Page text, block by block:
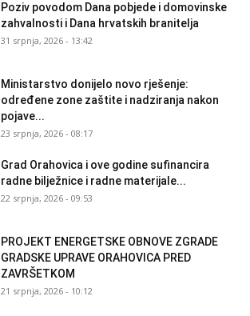
Poziv povodom Dana pobjede i domovinske
zahvalnosti i Dana hrvatskih branitelja
31 srpnja, 2026 - 13:42
Ministarstvo donijelo novo rješenje:
određene zone zaštite i nadziranja nakon
pojave...
23 srpnja, 2026 - 08:17
Grad Orahovica i ove godine sufinancira
radne bilježnice i radne materijale...
22 srpnja, 2026 - 09:53
PROJEKT ENERGETSKE OBNOVE ZGRADE
GRADSKE UPRAVE ORAHOVICA PRED
ZAVRŠETKOM
21 srpnja, 2026 - 10:12